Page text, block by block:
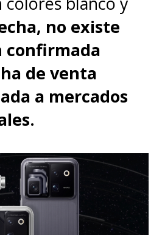
no existe
confirmada
de venta
a mercados